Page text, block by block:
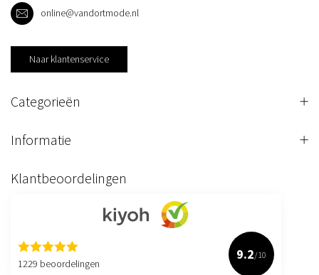
online@vandortmode.nl
Naar klantenservice
Categorieën
Informatie
Klantbeoordelingen
1229 beoordelingen
9.2/10